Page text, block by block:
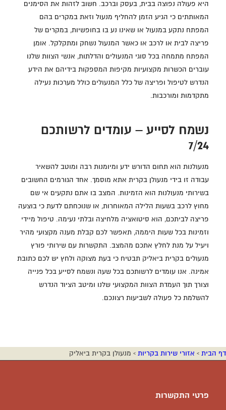
היא פעולה נפוצה בבית, בעסק וברכב. חשוב לזהות את הסימנים
המאותתים כי הגיע הזמן להחליף מנעול וזאת במקרים בהם
המפתח נתקע במנעול או שאינו נע בו בחופשיות, במקרים של
פריצה לבית או לרכב או כאשר המנעול נשחק ומתקלקל. אומן
המפתח מתמחה בכל סוגי המנעולים והדלתות, אנשי הצוות שלנו
עוברים הכשרות מקצועיות מקיפות המספקות בידיהם את הידע
הנדרש לטיפול ופריצה של כלל המנעולים כולל מערכות נעילה
מתקדמות ומורכבות.
נשמח לסייע – עומדים לרשותכם
7/24
מנעולנות הוא תחום הדורש ידע ומיומנות רבה ומוטב להשאיר
עבודה זו בידי מנעולן בקרית אתא מוסמך. אחד הגורמים החשובים
בשירותי מנעולנות הוא הזמינות. המצב בו אתם נתקעים אי שם
מחוץ לרכב בשעות הלילה המאוחרות, או שנוכחתם לדעת כי בוצעה
פריצה לביתכם, הוא סיטואציה מלחיצה ובלתי נעימה. טיפול מיידי
וזמינות בכל שעות היממה, תאפשר לכם קבלת מענה מקצועי מהיר
ויעיל על מנת לחלץ אתכם מהמצב. התקשרות עם שירותי פורץ
מנעולים בקרית ביאליק תבטיח כי בעת מצוקה ולחץ יש לכם כתובת
אמינה. אנו עומדים לרשותכם בכל שעה ונשמח לסייע בכל פנייה
וצורך תוך העמדת הצוות המקצועי שלנו ומיטב הציוד הנדרש
להשלמת כל פעולה לשביעות רצונכם.
דף הבית › אזורי שירות בקריות › מנעולן בקרית ביאליק
פרטי התקשרות